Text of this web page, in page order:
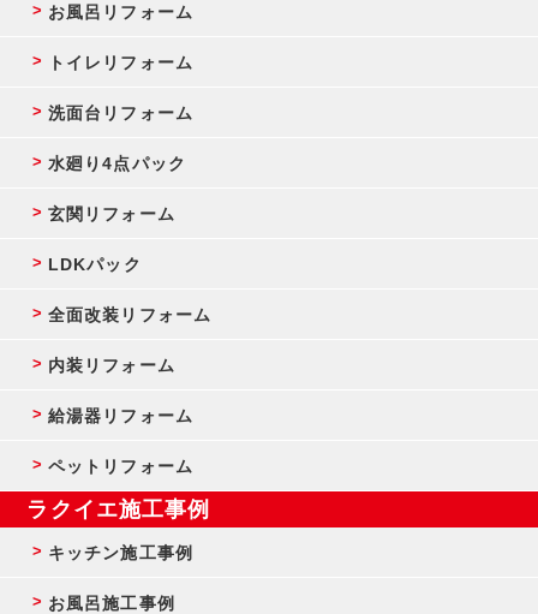
お風呂リフォーム
トイレリフォーム
洗面台リフォーム
水廻り4点パック
玄関リフォーム
LDKパック
全面改装リフォーム
内装リフォーム
給湯器リフォーム
ペットリフォーム
ラクイエ施工事例
キッチン施工事例
お風呂施工事例